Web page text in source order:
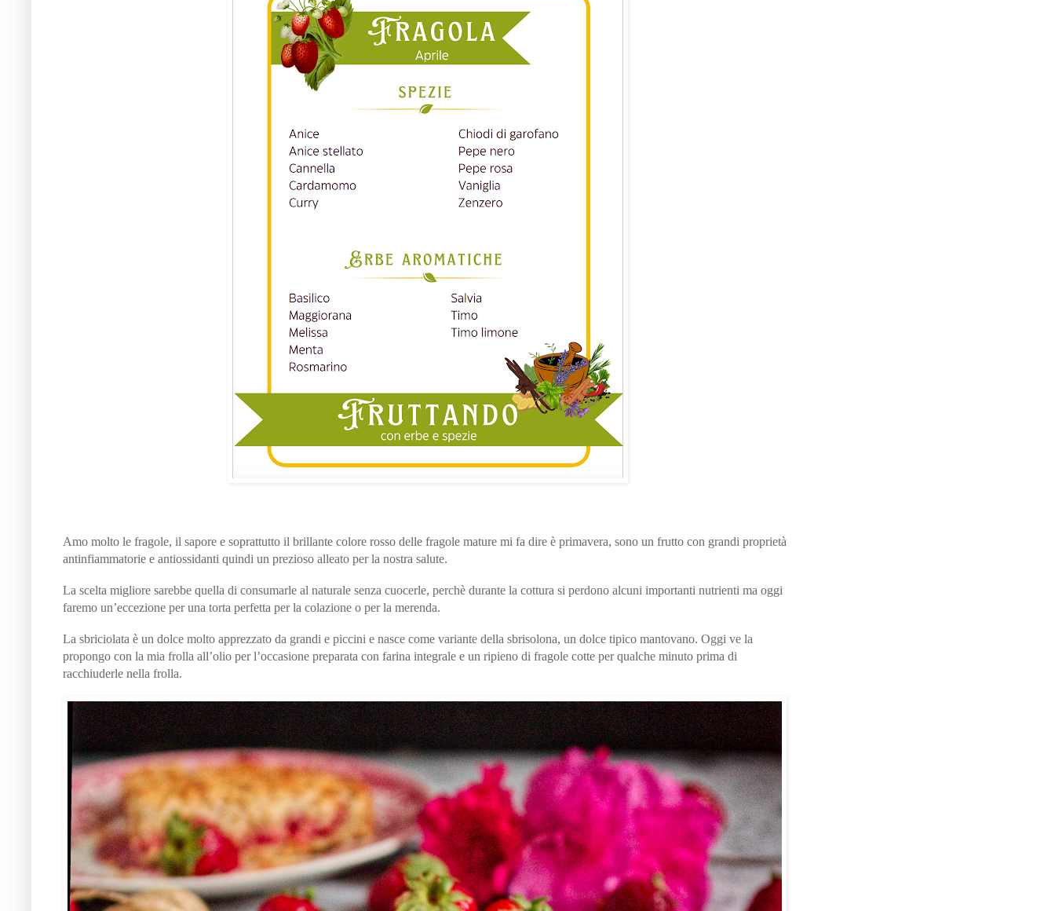
Amo molto le fragole, il sapore e soprattutto il brillante colore rosso delle fragole mature mi fa dire è primavera, sono un frutto con grandi proprietà
antinfiammatorie e antiossidanti quindi un prezioso alleato per la nostra salute.
La scelta migliore sarebbe quella di consumarle al naturale senza cuocerle, perchè durante la cottura si perdono alcuni importanti nutrienti ma oggi
faremo un’eccezione per una torta perfetta per la colazione o per la merenda.
La sbriciolata è un dolce molto apprezzato da grandi e piccini e nasce come variante della sbrisolona, un dolce tipico mantovano. Oggi ve la
propongo con la mia frolla all’olio per l’occasione preparata con farina integrale e un ripieno di fragole cotte per qualche minuto prima di
racchiuderle nella frolla.